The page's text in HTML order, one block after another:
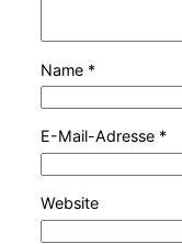
Name *
E-Mail-Adresse *
Website